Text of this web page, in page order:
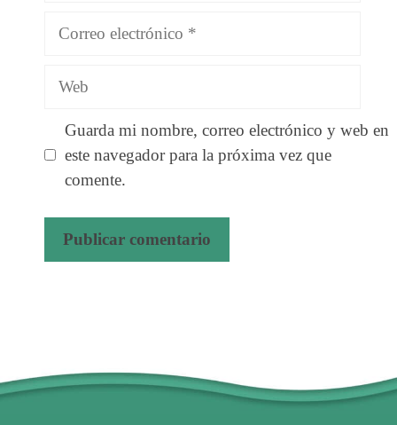
Guarda mi nombre, correo electrónico y web en
este navegador para la próxima vez que
comente.
r